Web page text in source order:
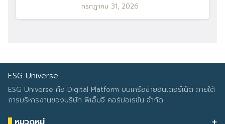
กรกฎาคม 31, 2026
ESG Universe
ESG Universe คือ Digital Platform บนเครือข่ายอินเตอร์เน็ต ภายใต้
การบริหารงานของบริษัท พีเอ็มจี คอร์ปอเรชั่น จำกัด